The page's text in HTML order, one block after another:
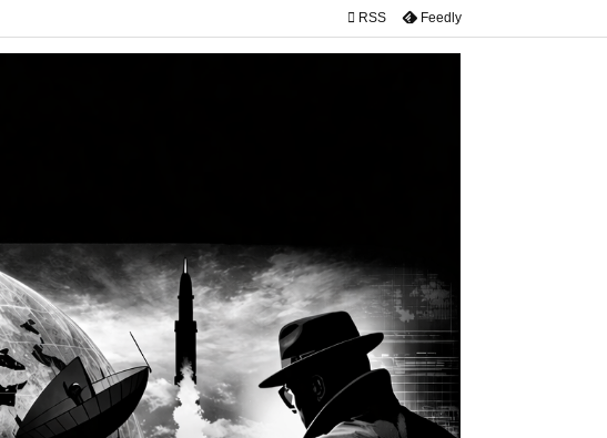
 RSS Feedly